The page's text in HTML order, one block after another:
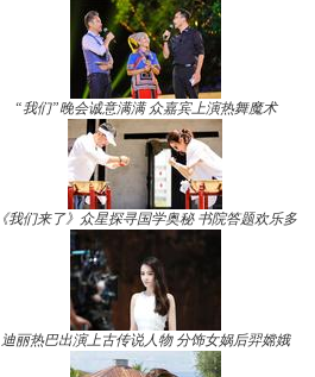
“我们”晚会诚意满满 众嘉宾上演热舞魔术
《我们来了》众星探寻国学奥秘 书院答题欢乐多
迪丽热巴出演上古传说人物 分饰女娲后羿嫦娥